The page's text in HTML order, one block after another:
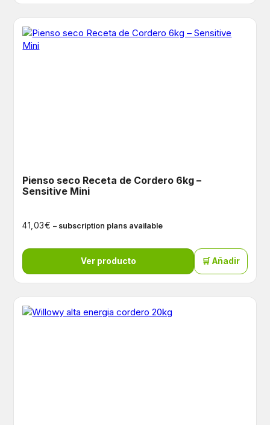
Pienso seco Receta de Cordero 6kg –
Sensitive Mini
41,03€ – subscription plans available
Ver producto 🛒 Añadir